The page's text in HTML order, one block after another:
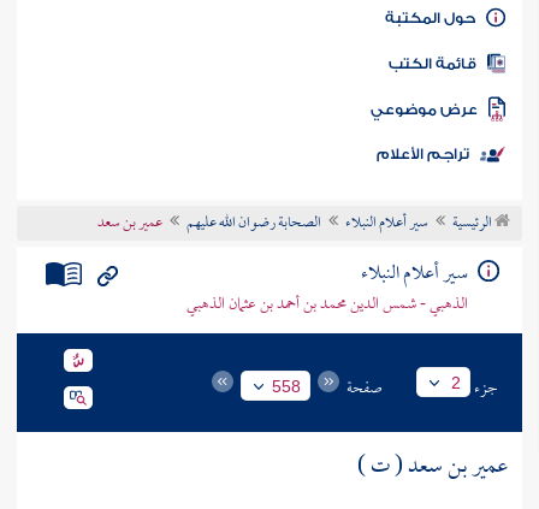
كتاب الأمة
المكتبة
الكتب
موضوعي
تراجم الأعلام
الرئيسية سير أعلام النبلاء الصحابة رضوان الله عليهم عمير بن سعد
سير أعلام النبلاء
الذهبي - شمس الدين محمد بن أحمد بن عثمان الذهبي
جزء 2 صفحة 558
عمير بن سعد ( ت )